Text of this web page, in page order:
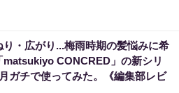
り・広がり...梅雨時期の髪悩みに希
matsukiyo CONCRED」の新シリ
ガチで使ってみた。《編集部レビ